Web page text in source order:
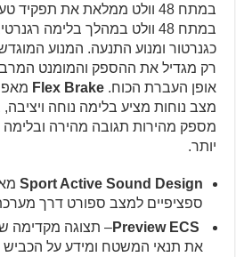
במתח 48 וולט ממלאת את תפקיד
במתח 48 וולט במהלך בלימה
כגנרטור ומנוע התנעה. המנוע
רק מגדיל את ההספק והמומנט
אופן העברת הכוח.Flex Brakeמאפשר
מצב נוחות מציע בלימה נוחה ויציבה,
מספק מהירות תגובה מהירה ובלימה
יותר.
Sport Active Sound Design
ספציפיים למצב ספורט דרך
Preview ECS
– תצוגה מקדימה של
את תנאי המשטח ומידע על הכביש